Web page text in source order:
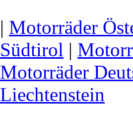
| Motorräder
Südtirol |
Motorräder
Liechtenstein